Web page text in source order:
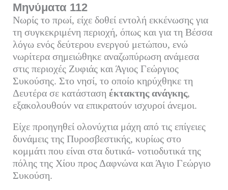
Μηνύματα 112
Νωρίς το πρωί, είχε δοθεί εντολή εκκένωσης για
τη συγκεκριμένη περιοχή, όπως και για τη Βέσσα
λόγω ενός δεύτερου ενεργού μετώπου, ενώ
νωρίτερα σημειώθηκε αναζωπύρωση ανάμεσα
στις περιοχές Ζυφιάς και Άγιος Γεώργιος
Συκούσης. Στο νησί, το οποίο κηρύχθηκε τη
Δευτέρα σε κατάσταση έκτακτης ανάγκης,
εξακολουθούν να επικρατούν ισχυροί άνεμοι.
Είχε προηγηθεί ολονύχτια μάχη από τις επίγειες
δυνάμεις της Πυροσβεστικής, κυρίως στο
κομμάτι που είναι στα δυτικά- νοτιοδυτικά της
πόλης της Χίου προς Δαφνώνα και Άγιο Γεώργιο
Συκούση.